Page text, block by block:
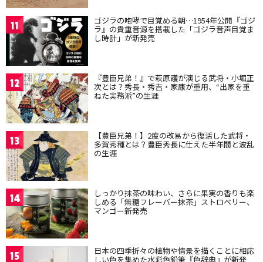
11 ゴジラの咆哮で目覚める朝…1954年公開『ゴジ
ラ』の貴重音源を搭載した「ゴジラ音声目覚ま
し時計」が新発売
12 『豊臣兄弟！』で萩原護が演じる武将・小堀正
次とは？秀長・秀吉・家康が重用、“出家を重
ねた実務派”の生涯
13 【豊臣兄弟！】2度の改易から復活した武将・
多賀秀種とは？豊臣秀長に仕えた半年間と波乱
の生涯
14 しっかり抹茶の味わい、さらに果実の香りも楽
しめる「無糖フレーバー抹茶」ストロベリー、
マンゴー新発売
15 日本の四季折々の植物や情景を描くことに相応
しい色を集めた水彩色鉛筆『色辞典』が新発